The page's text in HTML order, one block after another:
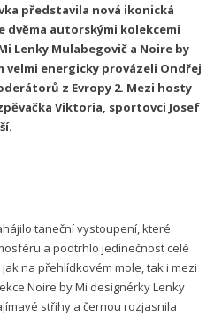
představila nová ikonická
dvěma autorskými kolekcemi
Lenky Mulabegovič a Noire by
velmi energicky provázeli Ondřej
z Evropy 2. Mezi hosty
Viktoria, sportovci Josef
taneční vystoupení, které
a podtrhlo jedinečnost celé
na přehlídkovém mole, tak i mezi
Noire by Mi designérky Lenky
střihy a černou rozjasnila